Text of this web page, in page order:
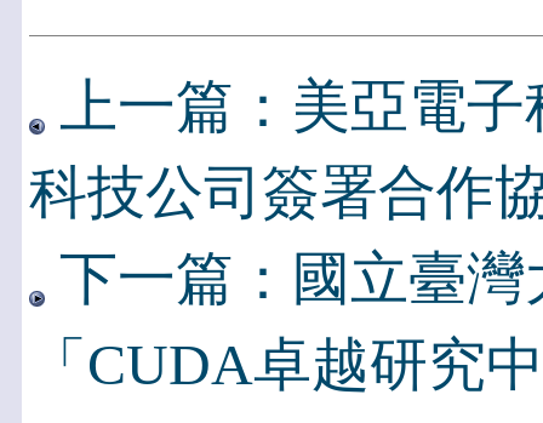
上一篇：美亞電
科技公司簽署合作
下一篇：國立臺
「CUDA卓越研究